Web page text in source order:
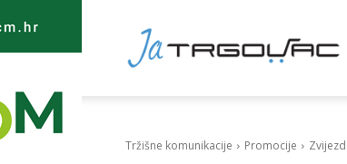
TRGOVAC
Tržišne komunikacije Promocije